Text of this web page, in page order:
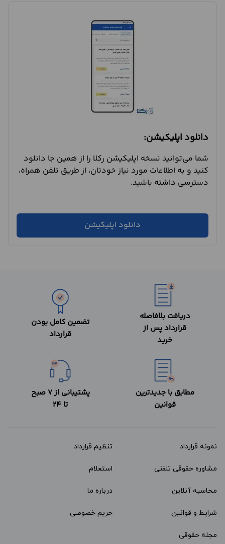
دانلود اپلیکیشن:
شما می‌توانید نسخه اپلیکیشن رکلا را از همین جا دانلود
کنید و به اطلاعات مورد نیاز خودتان، از طریق تلفن همراه،
دسترسی داشته باشید.
دانلود اپلیکیشن
دریافت بلافاصله
قرارداد پس از
خرید
تضمین کامل بودن
قرارداد
مطابق با جدیدترین
قوانین
پشتیبانی از 7 صبح
تا 24
نمونه قرارداد‌ تنظیم قرارداد
مشاوره حقوقی تلفنی استعلام
محاسبه آنلاین درباره ما
شرایط و قوانین حریم خصوصی
مجله حقوقی